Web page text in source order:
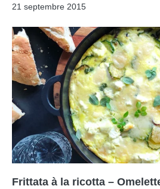
21 septembre 2015
Frittata à la ricotta –